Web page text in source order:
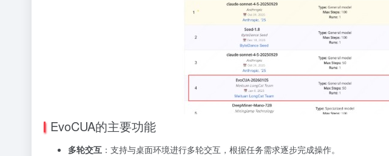
EvoCUA的主要功能
多轮交互 ：支持与桌面环境进行多轮交互，根据任务需求逐步完成操作。